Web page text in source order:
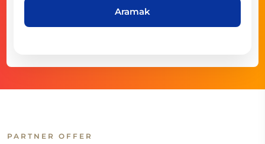
Aramak
PARTNER OFFER